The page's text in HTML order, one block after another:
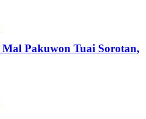
Pakuwon Tuai Sorotan,